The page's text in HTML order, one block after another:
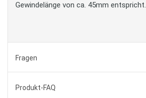
Gewindelänge von ca. 45mm entspricht.
Fragen
Produkt-FAQ